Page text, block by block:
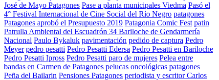
José de Mayo Patagones Pase a planta municipales Viedma Pasó el
4° Festival Internacional de Cine Social del Río Negro patagones
Patagones aprobó el Presupuesto 2019 Patagonia Comic Fest patin
Patrulla Ambiental del Escuadrón 34 Bariloche de Gendarmería
Nacional Paulo Bykaluk pavimentación pedido de captura Pedro
Meyer pedro pesatti Pedro Pesatti Edersa Pedro Pesatti en Bariloche
Pedro Pesatti Ipross Pedro Pesatti paro de mujeres Pelea entre
bandas en Carmen de Patagones pelucas oncológicas patagones
Peña del Bailarin Pensiones Patagones periodista y escritor Carlos